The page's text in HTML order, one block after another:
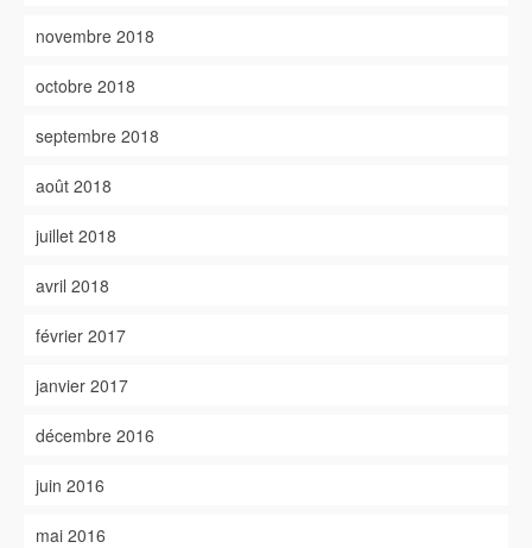
novembre 2018
octobre 2018
septembre 2018
août 2018
juillet 2018
avril 2018
février 2017
janvier 2017
décembre 2016
juin 2016
mai 2016